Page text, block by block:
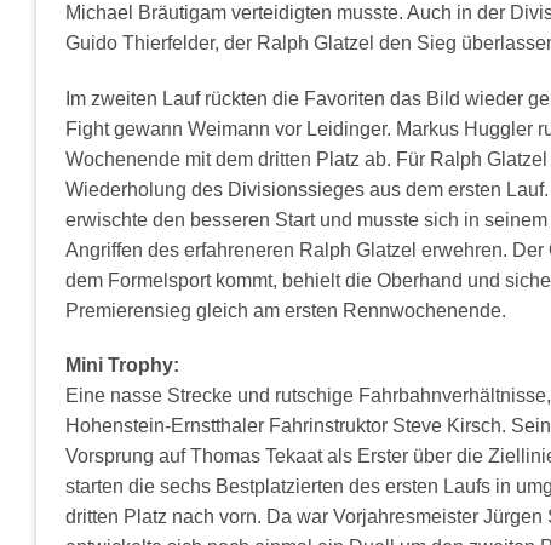
Michael Bräutigam verteidigten musste. Auch in der
Guido Thierfelder, der Ralph Glatzel den Sieg
Im zweiten Lauf rückten die Favoriten das Bild wieder
Fight gewann Weimann vor Leidinger. Markus Huggler
Wochenende mit dem dritten Platz ab. Für Ralph
Wiederholung des Divisionssieges aus dem ersten
erwischte den besseren Start und musste sich in
Angriffen des erfahreneren Ralph Glatzel erwehren. Der
dem Formelsport kommt, behielt die Oberhand und
Premierensieg gleich am ersten Rennwochenende.
Mini Trophy:
Eine nasse Strecke und rutschige
Hohenstein-Ernstthaler Fahrinstruktor Steve Kirsch.
Vorsprung auf Thomas Tekaat als Erster über die
starten die sechs Bestplatzierten des ersten Laufs in
dritten Platz nach vorn. Da war Vorjahresmeister